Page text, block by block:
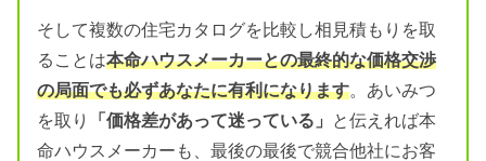
そして複数の住宅カタログを比較し相見積もりを取
ることは本命ハウスメーカーとの最終的な価格交渉
の局面でも必ずあなたに有利になります。あいみつ
を取り
「価格差があって迷っている」
と伝えれば本
命ハウスメーカーも、最後の最後で競合他社にお客